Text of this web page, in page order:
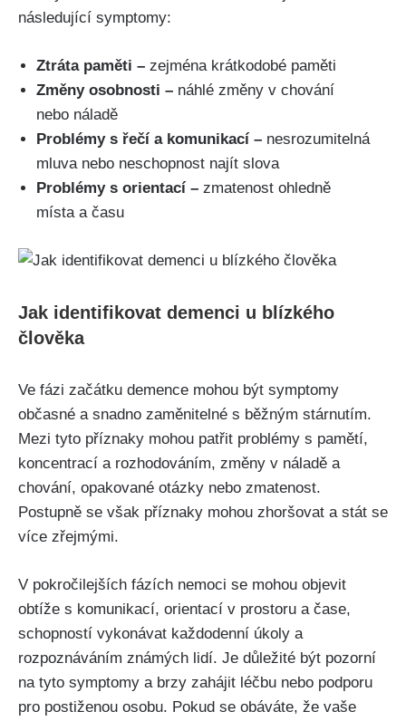
následující symptomy:
Ztráta paměti – zejména krátkodobé paměti
Změny osobnosti – náhlé změny v chování
nebo náladě
Problémy s řečí a komunikací – nesrozumitelná
mluva nebo neschopnost najít slova
Problémy s orientací – zmatenost ohledně
místa a času
Jak identifikovat demenci u blízkého
člověka
Ve fázi začátku demence mohou být symptomy
občasné a snadno zaměnitelné s běžným stárnutím.
Mezi tyto příznaky mohou patřit problémy s pamětí,
koncentrací a rozhodováním, změny v náladě a
chování, opakované otázky nebo zmatenost.
Postupně se však příznaky mohou zhoršovat a stát se
více zřejmými.
V pokročilejších fázích nemoci se mohou objevit
obtíže s komunikací, orientací v prostoru a čase,
schopností vykonávat každodenní úkoly a
rozpoznáváním známých lidí. Je důležité být pozorní
na tyto symptomy a brzy zahájit léčbu nebo podporu
pro postiženou osobu. Pokud se obáváte, že vaše